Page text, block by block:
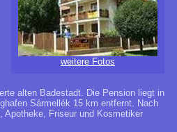
weitere Fotos
alten Badestadt. Die Pension liegt in
Sármellék 15 km entfernt. Nach
Apotheke, Friseur und Kosmetiker